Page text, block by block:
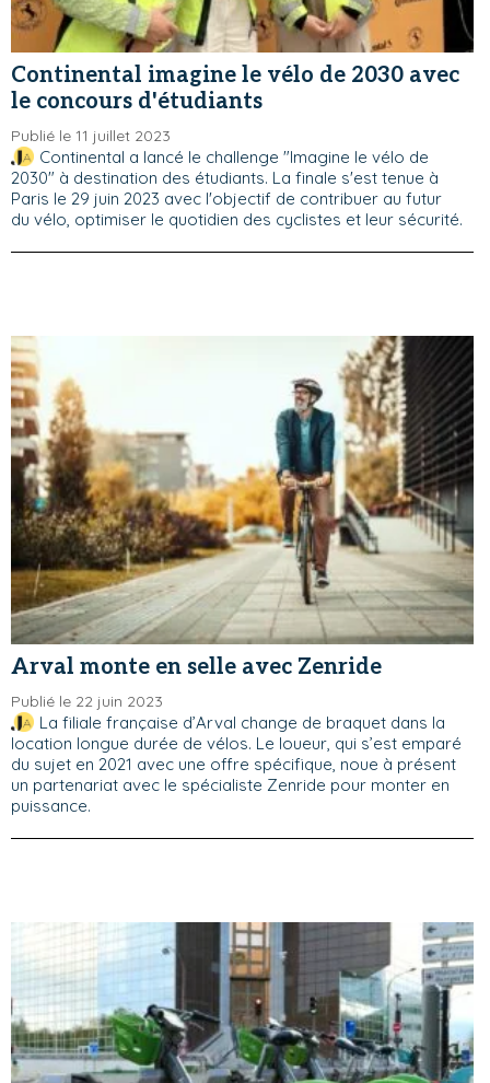
Continental imagine le vélo de 2030 avec
le concours d'étudiants
Publié le 11 juillet 2023
Continental a lancé le challenge "Imagine le vélo de
2030" à destination des étudiants. La finale s'est tenue à
Paris le 29 juin 2023 avec l'objectif de contribuer au futur
du vélo, optimiser le quotidien des cyclistes et leur sécurité.
Arval monte en selle avec Zenride
Publié le 22 juin 2023
La filiale française d’Arval change de braquet dans la
location longue durée de vélos. Le loueur, qui s’est emparé
du sujet en 2021 avec une offre spécifique, noue à présent
un partenariat avec le spécialiste Zenride pour monter en
puissance.